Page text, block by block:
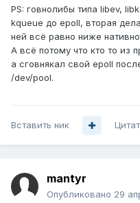
PS: говнолибы типа libev,
kqueue до epoll, вторая
ней всё равно ниже
А всё потому что кто то из
а сговнякал свой epoll
/dev/pool.
Вставить ник
mantyr
Опубликовано 29